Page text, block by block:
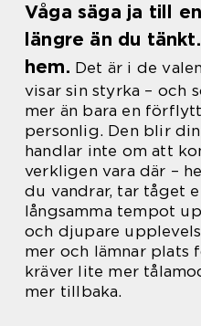
Våga säga ja till
längre än du
hem. Det är i de
visar sin styrka – och
mer än bara en
personlig. Den blir
handlar inte om att
verkligen vara där –
du vandrar, tar tåget
långsamma tempot
och djupare
mer och lämnar plats
kräver lite mer
mer tillbaka.